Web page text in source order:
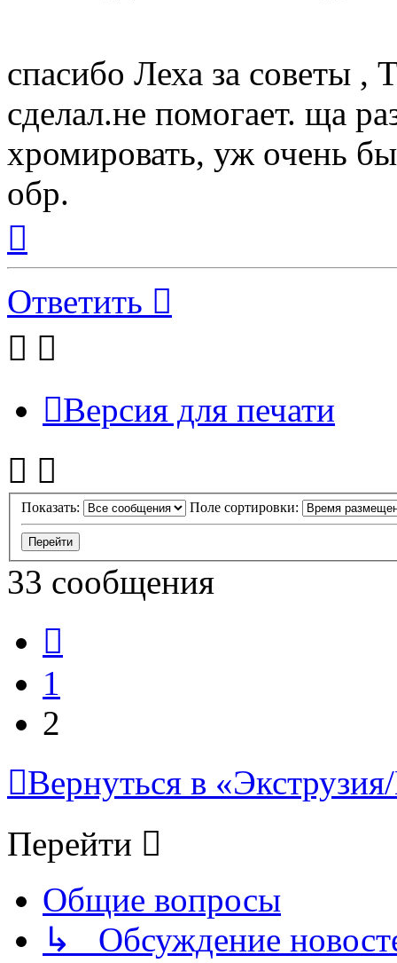
спасибо Леха за советы
сделал.не помогает. ща
хромировать, уж очень
обр.
началу
Ответить
Версия для печати
Показать: Поле сортировки:
33 сообщения
1
2
Вернуться в
Перейти
Общие вопросы
↳ Обсуждение